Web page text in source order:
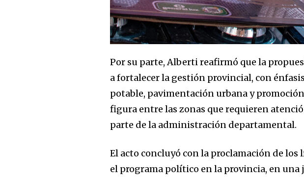
Por su parte, Alberti reafirmó que la
a fortalecer la gestión provincial, con
potable, pavimentación urbana y
figura entre las zonas que requieren
parte de la administración departamental.
El acto concluyó con la proclamación de
el programa político en la provincia, en una